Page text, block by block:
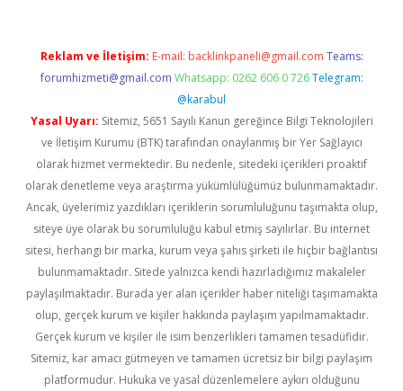
Reklam ve İletişim: E-mail: backlinkpaneli@gmail.com Teams:
forumhizmeti@gmail.com Whatsapp: 0262 606 0 726 Telegram:
@karabul
Yasal Uyarı: Sitemiz, 5651 Sayılı Kanun gereğince Bilgi Teknolojileri
ve İletişim Kurumu (BTK) tarafından onaylanmış bir Yer Sağlayıcı
olarak hizmet vermektedir. Bu nedenle, sitedeki içerikleri proaktif
olarak denetleme veya araştırma yükümlülüğümüz bulunmamaktadır.
Ancak, üyelerimiz yazdıkları içeriklerin sorumluluğunu taşımakta olup,
siteye üye olarak bu sorumluluğu kabul etmiş sayılırlar. Bu internet
sitesi, herhangi bir marka, kurum veya şahıs şirketi ile hiçbir bağlantısı
bulunmamaktadır. Sitede yalnızca kendi hazırladığımız makaleler
paylaşılmaktadır. Burada yer alan içerikler haber niteliği taşımamakta
olup, gerçek kurum ve kişiler hakkında paylaşım yapılmamaktadır.
Gerçek kurum ve kişiler ile isim benzerlikleri tamamen tesadüfidir.
Sitemiz, kar amacı gütmeyen ve tamamen ücretsiz bir bilgi paylaşım
platformudur. Hukuka ve yasal düzenlemelere aykırı olduğunu